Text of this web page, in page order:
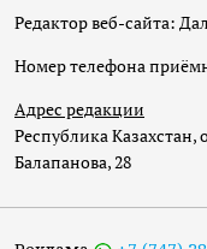
Редактор веб-сайта:
Номер телефона
Адрес редакции
Республика Казахстан,
Балапанова, 28